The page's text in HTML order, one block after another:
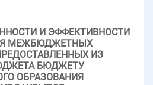
И ЭФФЕКТИВНОСТИ
МЕЖБЮДЖЕТНЫХ
ИЗ
БЮДЖЕТУ
ОБРАЗОВАНИЯ